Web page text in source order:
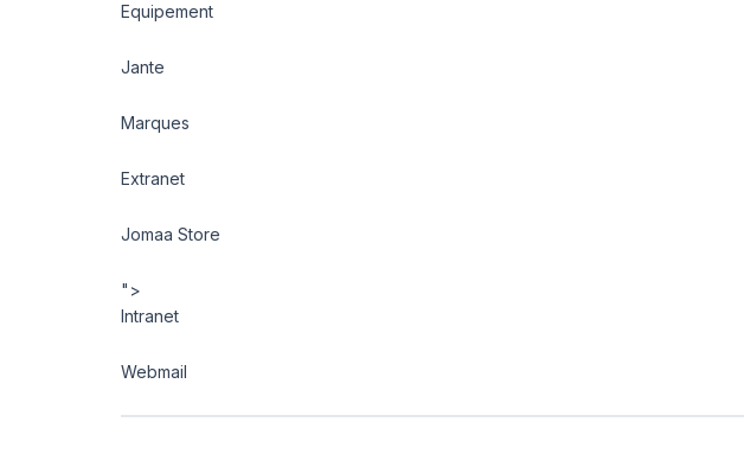
Equipement
Jante
Marques
Extranet
Jomaa Store
">
Intranet
Webmail